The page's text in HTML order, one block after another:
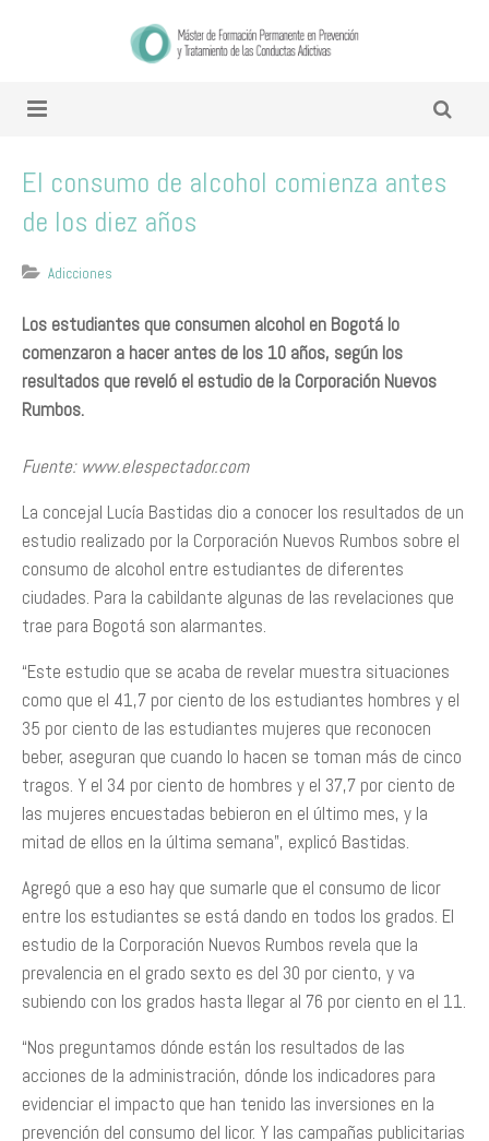
El consumo de alcohol comienza antes
de los diez años
Adicciones
Los estudiantes que consumen alcohol en Bogotá lo
comenzaron a hacer antes de los 10 años, según los
resultados que reveló el estudio de la Corporación Nuevos
Rumbos.
Fuente: www.elespectador.com
La concejal Lucía Bastidas dio a conocer los resultados de un
estudio realizado por la Corporación Nuevos Rumbos sobre el
consumo de alcohol entre estudiantes de diferentes
ciudades. Para la cabildante algunas de las revelaciones que
trae para Bogotá son alarmantes.
“Este estudio que se acaba de revelar muestra situaciones
como que el 41,7 por ciento de los estudiantes hombres y el
35 por ciento de las estudiantes mujeres que reconocen
beber, aseguran que cuando lo hacen se toman más de cinco
tragos. Y el 34 por ciento de hombres y el 37,7 por ciento de
las mujeres encuestadas bebieron en el último mes, y la
mitad de ellos en la última semana”, explicó Bastidas.
Agregó que a eso hay que sumarle que el consumo de licor
entre los estudiantes se está dando en todos los grados. El
estudio de la Corporación Nuevos Rumbos revela que la
prevalencia en el grado sexto es del 30 por ciento, y va
subiendo con los grados hasta llegar al 76 por ciento en el 11.
“Nos preguntamos dónde están los resultados de las
acciones de la administración, dónde los indicadores para
evidenciar el impacto que han tenido las inversiones en la
prevención del consumo del licor. Y las campañas publicitarias